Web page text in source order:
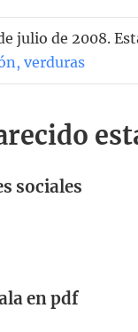
julio de 2008.
, verduras
sociales
en pdf